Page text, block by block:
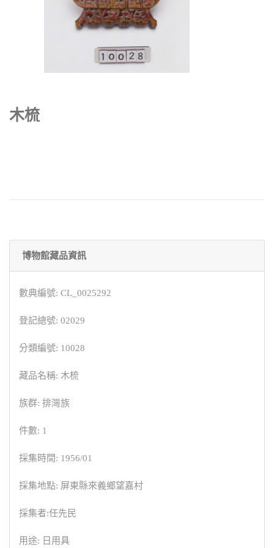
木梳
博物館藏品資訊
數典編號: CL_0025292
登記總號: 02029
分類編號: 10028
藏品名稱: 木梳
族群: 排灣族
件數: 1
採集時間: 1956/01
採集地點: 屏東縣來義鄉望嘉村
採集者:任先民
用途: 日用具